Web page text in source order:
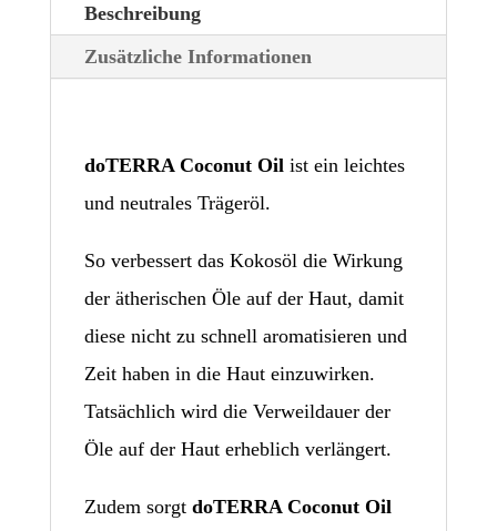
Beschreibung
Zusätzliche Informationen
doTERRA Coconut Oil ist ein leichtes
und neutrales Trägeröl.
So verbessert das Kokosöl die Wirkung
der ätherischen Öle auf der Haut, damit
diese nicht zu schnell aromatisieren und
Zeit haben in die Haut einzuwirken.
Tatsächlich wird die Verweildauer der
Öle auf der Haut erheblich verlängert.
Zudem sorgt doTERRA Coconut Oil